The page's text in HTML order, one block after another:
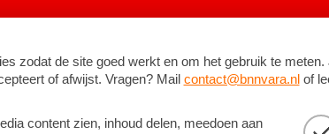
BNNVARA